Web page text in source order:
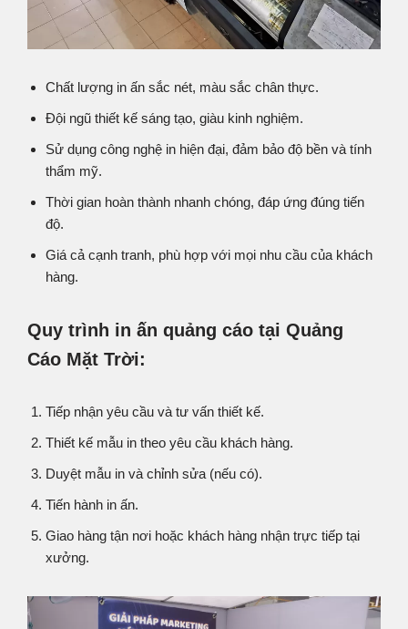
Chất lượng in ấn sắc nét, màu sắc chân thực.
Đội ngũ thiết kế sáng tạo, giàu kinh nghiệm.
Sử dụng công nghệ in hiện đại, đảm bảo độ bền và tính
thẩm mỹ.
Thời gian hoàn thành nhanh chóng, đáp ứng đúng tiến
độ.
Giá cả cạnh tranh, phù hợp với mọi nhu cầu của khách
hàng.
Quy trình in ấn quảng cáo tại Quảng
Cáo Mặt Trời:
Tiếp nhận yêu cầu và tư vấn thiết kế.
Thiết kế mẫu in theo yêu cầu khách hàng.
Duyệt mẫu in và chỉnh sửa (nếu có).
Tiến hành in ấn.
Giao hàng tận nơi hoặc khách hàng nhận trực tiếp tại
xưởng.